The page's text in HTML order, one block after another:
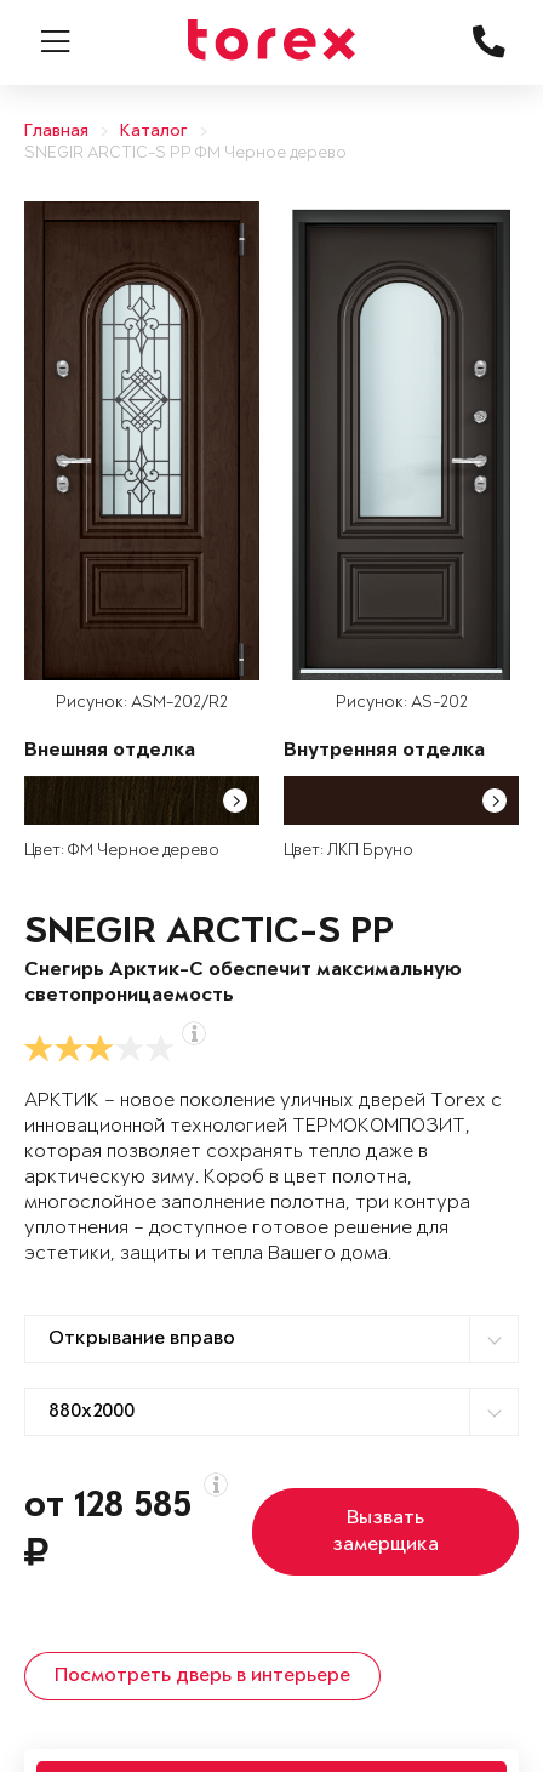
Главная
Каталог
SNEGIR ARCTIC-S PP ФМ Черное дерево
Рисунок: ASM-202/R2
Внешняя отделка
Цвет: ФМ Черное дерево
Рисунок: AS-202
Внутренняя отделка
Цвет: ЛКП Бруно
SNEGIR ARCTIC-S PP
Снегирь Арктик-С обеспечит максимальную
светопроницаемость
АРКТИК – новое поколение уличных дверей Torex с
инновационной технологией ТЕРМОКОМПОЗИТ,
которая позволяет сохранять тепло даже в
арктическую зиму. Короб в цвет полотна,
многослойное заполнение полотна, три контура
уплотнения – доступное готовое решение для
эстетики, защиты и тепла Вашего дома.
от 128 585
Вызвать
замерщика
Посмотреть дверь в интерьере